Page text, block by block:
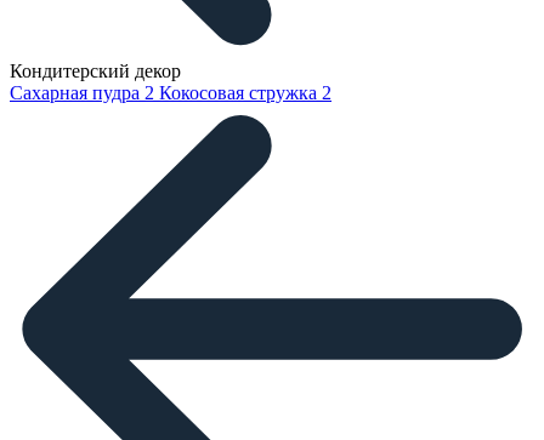
Кондитерский декор
Сахарная пудра 2 Кокосовая стружка 2